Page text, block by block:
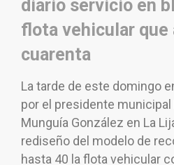
diario servicio en
flota vehicular que
cuarenta
La tarde de este domingo
por el presidente
Munguía González en La
rediseño del modelo de
hasta 40 la flota vehicular